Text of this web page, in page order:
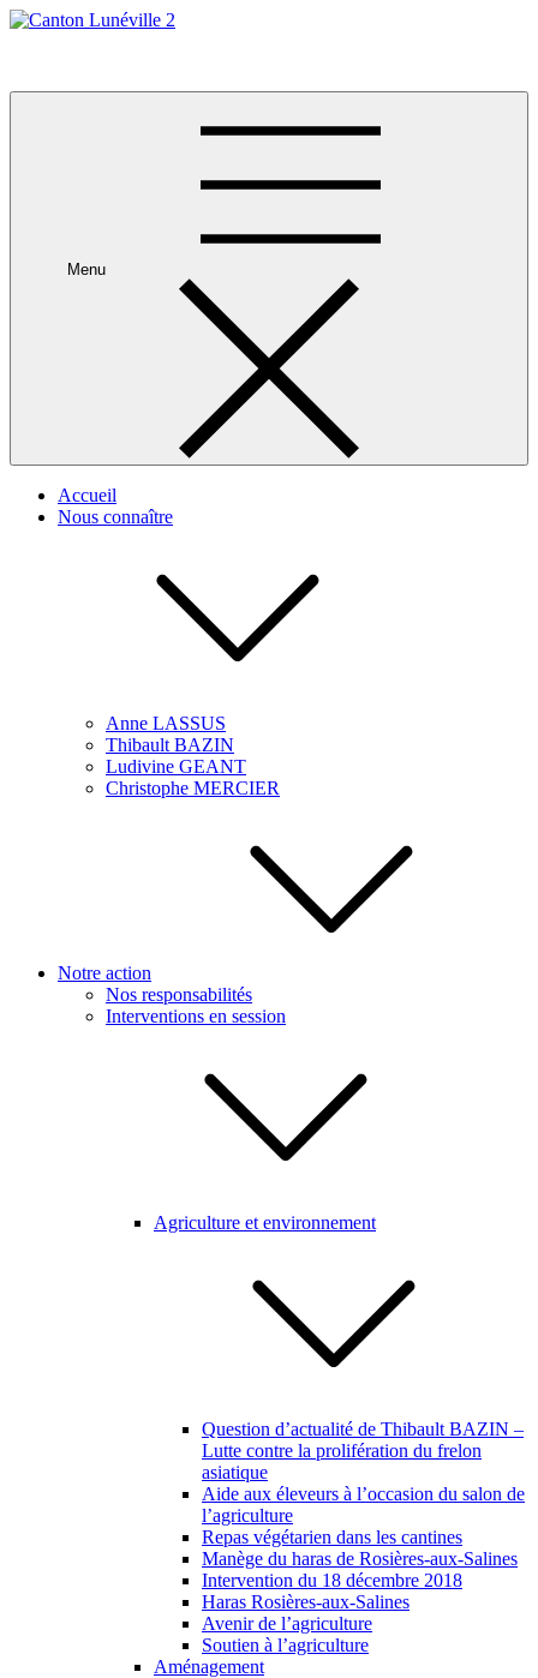
Skip
Menu
Accueil
Nous connaître
Anne LASSUS
Thibault BAZIN
Ludivine GEANT
Christophe MERCIER
Notre action
Nos responsabilités
Interventions en session
Agriculture et environnement
Question d’actualité de Thibault BAZIN –
Lutte contre la prolifération du frelon
asiatique
Aide aux éleveurs à l’occasion du salon de
l’agriculture
Repas végétarien dans les cantines
Manège du haras de Rosières-aux-Salines
Intervention du 18 décembre 2018
Haras Rosières-aux-Salines
Avenir de l’agriculture
Soutien à l’agriculture
Aménagement